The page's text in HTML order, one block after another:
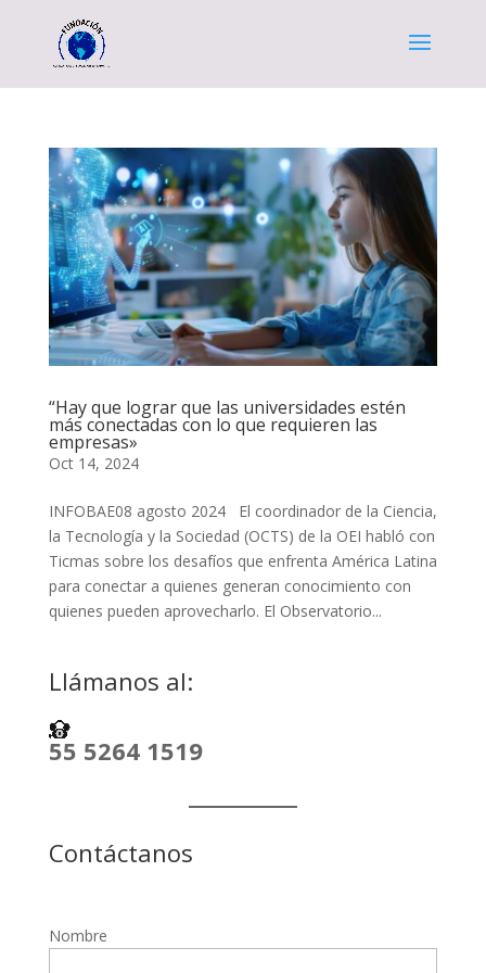
“Hay que lograr que las universidades estén
más conectadas con lo que requieren las
empresas»
Oct 14, 2024
INFOBAE08 agosto 2024 El coordinador de la Ciencia,
la Tecnología y la Sociedad (OCTS) de la OEI habló con
Ticmas sobre los desafíos que enfrenta América Latina
para conectar a quienes generan conocimiento con
quienes pueden aprovecharlo. El Observatorio...
Llámanos al:
55 5264 1519
Contáctanos
Nombre